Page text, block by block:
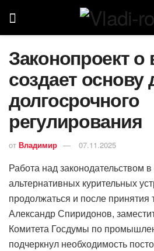
Законопроект о
создает основу
долгосрочного
регулирования
от Владимир 07.11.2025
Работа над законодательством
альтернативных курительных
продолжаться и после принятия
Александр Спиридонов,
Комитета Госдумы по
подчеркнул необходимость